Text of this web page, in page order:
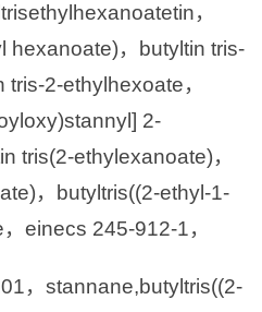
，
hexanoate)，butyltin tris-
2-ethylhexoate，
2-
tris(2-ethylexanoate)，
，butyltris((2-ethyl-1-
einecs 245-912-1，
，stannane,butyltris((2-